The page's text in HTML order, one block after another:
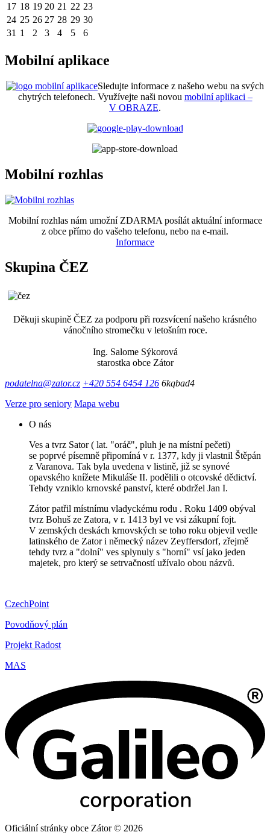
17 18 19 20 21 22 23
24 25 26 27 28 29 30
31 1 2 3 4 5 6
Mobilní aplikace
Sledujte informace z našeho webu na svých
chytrých telefonech. Využívejte naši novou mobilní aplikaci –
V OBRAZE.
Mobilní rozhlas
Mobilní rozhlas nám umožní ZDARMA posílát aktuální informace
z obce přímo do vašeho telefonu, nebo na e-mail.
Informace
Skupina ČEZ
Děkuji skupině ČEZ za podporu při rozsvícení našeho krásného
vánočního stromečku v letošním roce.
Ing. Salome Sýkorová
starostka obce Zátor
podatelna@zator.cz +420 554 6454 126 6kqbad4
Verze pro seniory Mapa webu
O nás
Ves a tvrz Sator ( lat. "oráč", pluh je na místní pečeti)
se poprvé písemně připomíná v r. 1377, kdy ji vlastnil Štěpán
z Varanova. Tak byla uvedena v listině, již se synové
opavského knížete Mikuláše II. podělili o otcovské dědictví.
Tehdy vzniklo krnovské panství, které obdržel Jan I.
Zátor patřil místnímu vladyckému rodu . Roku 1409 obýval
tvrz Bohuš ze Zatora, v r. 1413 byl ve vsi zákupní fojt.
V zemských deskách krnovských se toho roku objevil vedle
latinského de Zator i německý název Zeyffersdorf, zřejmě
tehdy tvrz a "dolní" ves splynuly s "horní" vsí jako jeden
majetek, pro který se setrvačností užívalo obou názvů.
CzechPoint
Povodňový plán
Projekt Radost
MAS
Oficiální stránky obce Zátor © 2026